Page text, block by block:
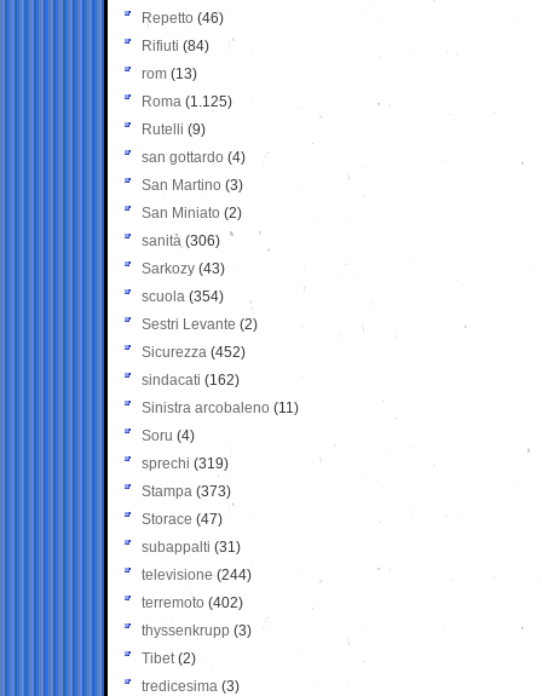
Repetto (46)
Rifiuti (84)
rom (13)
Roma (1.125)
Rutelli (9)
san gottardo (4)
San Martino (3)
San Miniato (2)
sanità (306)
Sarkozy (43)
scuola (354)
Sestri Levante (2)
Sicurezza (452)
sindacati (162)
Sinistra arcobaleno (11)
Soru (4)
sprechi (319)
Stampa (373)
Storace (47)
subappalti (31)
televisione(244)
terremoto (402)
thyssenkrupp (3)
Tibet(2)
tredicesima (3)